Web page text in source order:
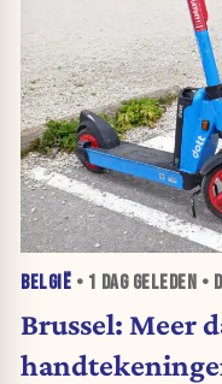
BELGIË • 1 DAGGELEDEN •
Brussel: Meer